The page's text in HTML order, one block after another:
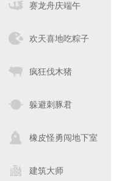
赛龙舟庆端午
欢天喜地吃粽子
疯狂伐木猪
躲避刺豚君
橡皮怪勇闯地下室
建筑大师